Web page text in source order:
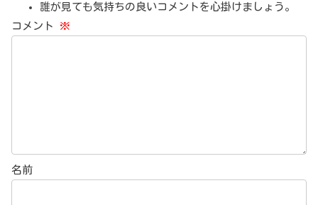
誰が見ても気持ちの良いコメントを心掛けましょう。
コメント ※
名前